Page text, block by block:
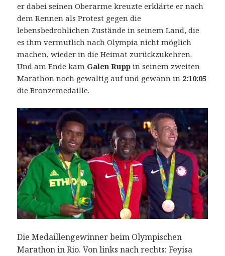
er dabei seinen Oberarme kreuzte erklärte er nach
dem Rennen als Protest gegen die
lebensbedrohlichen Zustände in seinem Land, die
es ihm vermutlich nach Olympia nicht möglich
machen, wieder in die Heimat zurückzukehren.
Und am Ende kam Galen Rupp in seinem zweiten
Marathon noch gewaltig auf und gewann in 2:10:05
die Bronzemedaille.
Die Medaillengewinner beim Olympischen
Marathon in Rio. Von links nach rechts: Feyisa